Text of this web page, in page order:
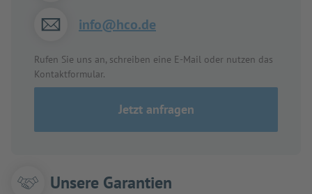
info@hco.de
Rufen Sie uns an, schreiben eine E-Mail oder nutzen das
Kontaktformular.
Jetzt anfragen
Unsere Garantien